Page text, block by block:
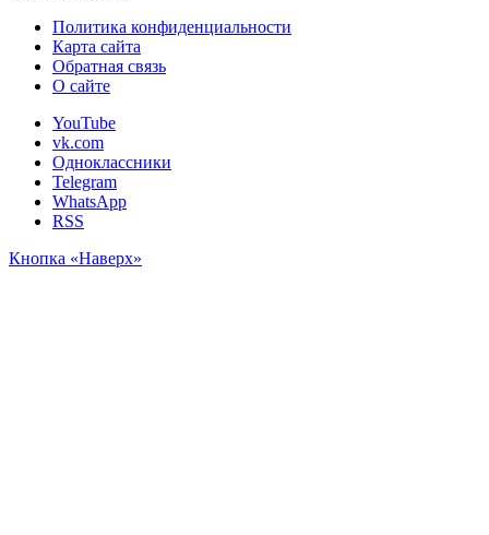
Политика конфиденциальности
Карта сайта
Обратная связь
О сайте
YouTube
vk.com
Одноклассники
Telegram
WhatsApp
RSS
Кнопка «Наверх»